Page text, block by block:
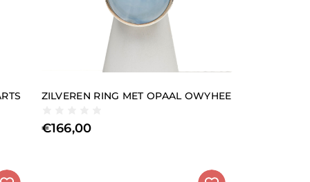
en halfedelstenen
zijn de prachtige
elk afzonderlijk stuk.
vervolgens direct wordt weerspiegeld in de
nodig hebt,
met een etnische smaak of afwijkend van onze
en de Europese
ZILVEREN RING MET OPAAL OWYHEE
€166,00